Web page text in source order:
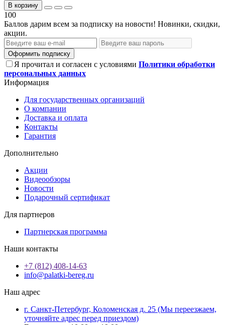
В корзину
100
Баллов дарим всем за подписку на новости! Новинки, скидки,
акции.
Оформить подписку
Я прочитал и согласен с условиями Политики обработки
персональных данных
Информация
Для государственных организаций
О компании
Доставка и оплата
Контакты
Гарантия
Дополнительно
Акции
Видеообзоры
Новости
Подарочный сертификат
Для партнеров
Партнерская программа
Наши контакты
+7 (812) 408-14-63
info@palatki-bereg.ru
Наш адрес
г. Санкт-Петербург, Коломенская д. 25 (Мы переезжаем,
уточняйте адрес перед приездом)